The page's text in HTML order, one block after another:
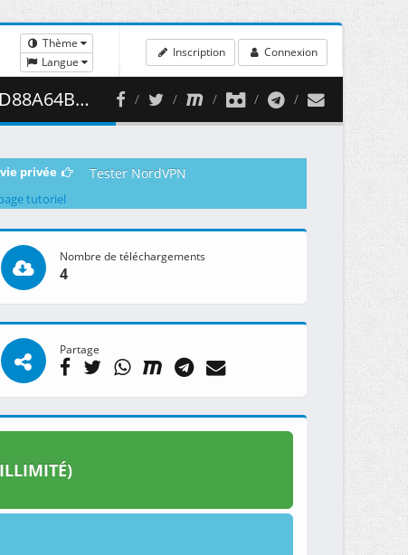
Thème
Langue
Inscription Connexion
MB )
privée Tester NordVPN
tutoriel
Nombre de téléchargements
4
Partage